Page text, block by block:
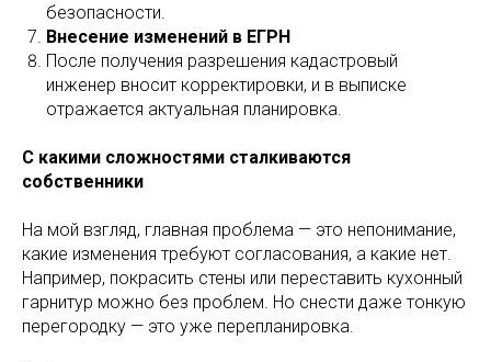
безопасности.
Внесение изменений в ЕГРН
После получения разрешения кадастровый
инженер вносит корректировки, и в выписке
отражается актуальная планировка.
С какими сложностями сталкиваются
собственники
На мой взгляд, главная проблема — это непонимание,
какие изменения требуют согласования, а какие нет.
Например, покрасить стены или переставить кухонный
гарнитур можно без проблем. Но снести даже тонкую
перегородку — это уже перепланировка.